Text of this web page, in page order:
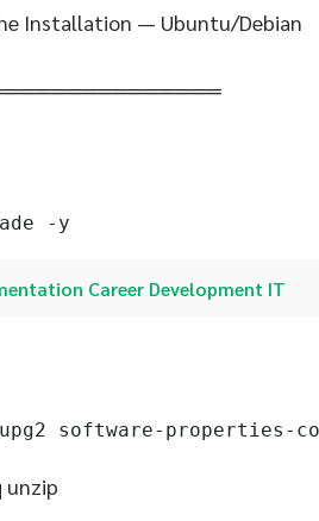
Installation — Ubuntu/Debian
-y
Career Development IT
software-properties-